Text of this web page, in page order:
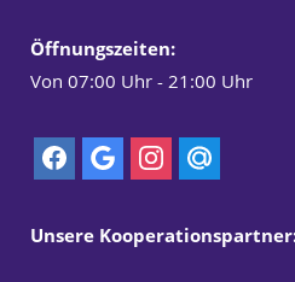
Öffnungszeiten:
Von 07:00 Uhr - 21:00 Uhr
Unsere